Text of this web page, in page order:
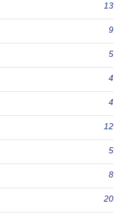
13
9
5
4
4
12
5
8
20